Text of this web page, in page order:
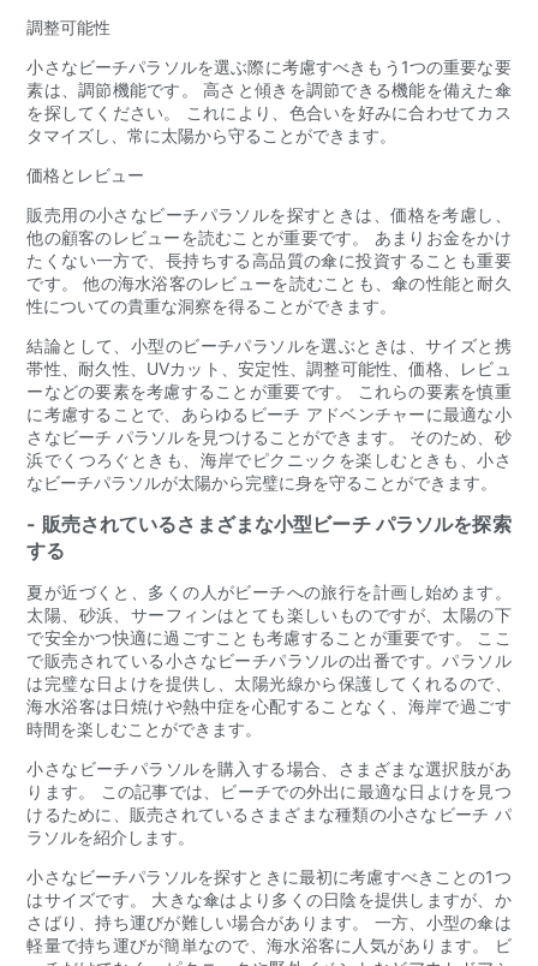
調整可能性
小さなビーチパラソルを選ぶ際に考慮すべきもう1つの重要な要
素は、調節機能です。 高さと傾きを調節できる機能を備えた傘
を探してください。 これにより、色合いを好みに合わせてカス
タマイズし、常に太陽から守ることができます。
価格とレビュー
販売用の小さなビーチパラソルを探すときは、価格を考慮し、
他の顧客のレビューを読むことが重要です。 あまりお金をかけ
たくない一方で、長持ちする高品質の傘に投資することも重要
です。 他の海水浴客のレビューを読むことも、傘の性能と耐久
性についての貴重な洞察を得ることができます。
結論として、小型のビーチパラソルを選ぶときは、サイズと携
帯性、耐久性、UVカット、安定性、調整可能性、価格、レビュ
ーなどの要素を考慮することが重要です。 これらの要素を慎重
に考慮することで、あらゆるビーチ アドベンチャーに最適な小
さなビーチ パラソルを見つけることができます。 そのため、砂
浜でくつろぐときも、海岸でピクニックを楽しむときも、小さ
なビーチパラソルが太陽から完璧に身を守ることができます。
- 販売されているさまざまな小型ビーチ パラソルを探索
する
夏が近づくと、多くの人がビーチへの旅行を計画し始めます。
太陽、砂浜、サーフィンはとても楽しいものですが、太陽の下
で安全かつ快適に過ごすことも考慮することが重要です。 ここ
で販売されている小さなビーチパラソルの出番です。パラソル
は完璧な日よけを提供し、太陽光線から保護してくれるので、
海水浴客は日焼けや熱中症を心配することなく、海岸で過ごす
時間を楽しむことができます。
小さなビーチパラソルを購入する場合、さまざまな選択肢があ
ります。 この記事では、ビーチでの外出に最適な日よけを見つ
けるために、販売されているさまざまな種類の小さなビーチ パ
ラソルを紹介します。
小さなビーチパラソルを探すときに最初に考慮すべきことの1つ
はサイズです。 大きな傘はより多くの日陰を提供しますが、か
さばり、持ち運びが難しい場合があります。 一方、小型の傘は
軽量で持ち運びが簡単なので、海水浴客に人気があります。 ビ